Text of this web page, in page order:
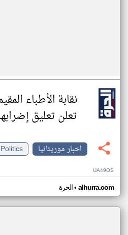
نقابة الأطباء
تعلن تعليق
اخبار موريتانيا
Politics
UA49OS
الحرة• alhurra.com